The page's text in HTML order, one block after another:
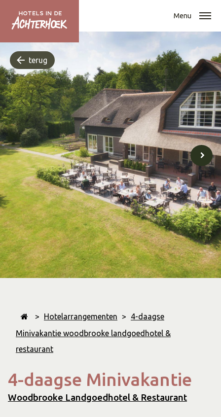
Menu
terug
> Hotelarrangementen >
4-daagse
Minivakantie woodbrooke landgoedhotel &
restaurant
4-daagse Minivakantie
Woodbrooke Landgoedhotel & Restaurant